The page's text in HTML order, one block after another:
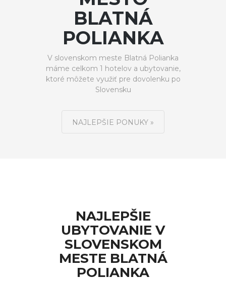
BLATNÁ
POLIANKA
V slovenskom meste Blatná Polianka
máme celkom 1 hotelov a ubytovanie,
ktoré môžete využiť pre dovolenku po
Slovensku
NAJLEPŠIE PONUKY »
NAJLEPŠIE
UBYTOVANIE V
SLOVENSKOM
MESTE BLATNÁ
POLIANKA